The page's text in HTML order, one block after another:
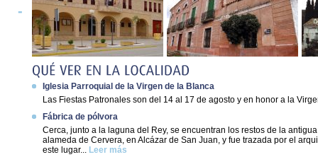
-
Iglesia Parroquial de la Virgen de la Blanca
Las Fiestas Patronales son del 14 al 17 de agosto y en honor a la
Fábrica de pólvora
Cerca, junto a la laguna del Rey, se encuentran los restos de la
alameda de Cervera, en Alcázar de San Juan, y fue trazada por el
este lugar... Leer más